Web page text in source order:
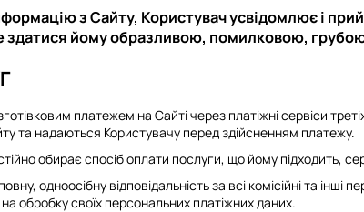
з Сайту, Користувач усвідомлює і
здатися йому образливою, помилковою,
платежем на Сайті через платіжні сервіси
та надаються Користувачу перед здійсненням платежу.
обирає спосіб оплати послуги, що йому підходить,
одноосібну відповідальність за всі комісійні та
обробку своїх персональних платіжних даних.